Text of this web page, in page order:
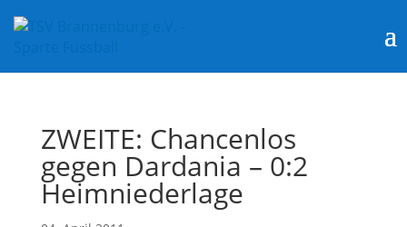
ZWEITE: Chancenlos
gegen Dardania – 0:2
Heimniederlage